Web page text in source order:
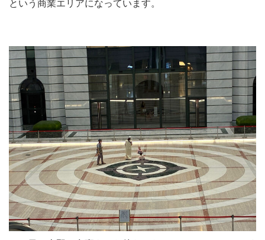
という商業エリアになっています。